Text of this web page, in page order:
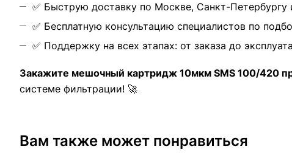
✅ Быструю доставку по Москве, Санкт-Петербургу
✅ Бесплатную консультацию специалистов по
✅ Поддержку на всех этапах: от заказа до
Закажите мешочный картридж 10мкм SMS 100/420
системе фильтрации! 🚀
Вам также может понравиться